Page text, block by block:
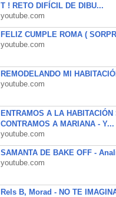
T ! RETO DIFÍCIL DE DIBU...
youtube.com
FELIZ CUMPLE ROMA (
youtube.com
REMODELANDO MI
youtube.com
ENTRAMOS A LA HABITACIÓN
CONTRAMOS A MARIANA - Y...
youtube.com
SAMANTA DE BAKE OFF -
youtube.com
Rels B, Morad - NO TE